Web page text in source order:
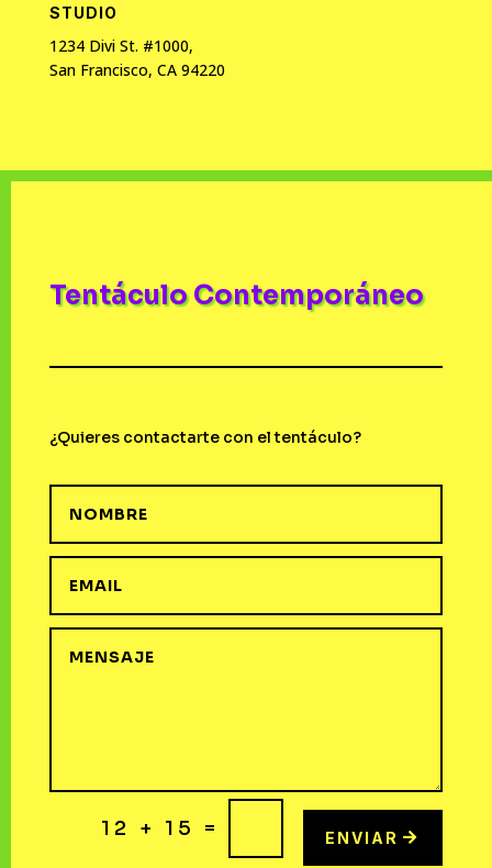
STUDIO
1234 Divi St. #1000,
San Francisco, CA 94220
Tentáculo Contemporáneo
¿Quieres contactarte con el tentáculo?
12 + 15 = ENVIAR